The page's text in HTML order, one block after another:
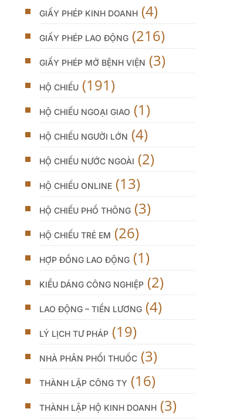
GIẤY PHÉP KINH DOANH (4)
GIẤY PHÉP LAO ĐỘNG (216)
GIẤY PHÉP MỞ BỆNH VIỆN (3)
HỘ CHIẾU (191)
HỘ CHIẾU NGOẠI GIAO (1)
HỘ CHIẾU NGƯỜI LỚN (4)
HỘ CHIẾU NƯỚC NGOÀI (2)
HỘ CHIẾU ONLINE (13)
HỘ CHIẾU PHỔ THÔNG (3)
HỘ CHIẾU TRẺ EM (26)
HỢP ĐỒNG LAO ĐỘNG (1)
KIỂU DÁNG CÔNG NGHIỆP (2)
LAO ĐỘNG – TIỀN LƯƠNG (4)
LÝ LỊCH TƯ PHÁP (19)
NHÀ PHÂN PHỐI THUỐC (3)
THÀNH LẬP CÔNG TY (16)
THÀNH LẬP HỘ KINH DOANH (3)